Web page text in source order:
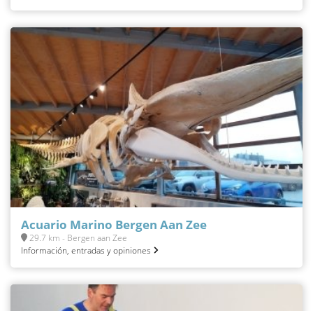
Acuario Marino Bergen Aan Zee
29.7 km - Bergen aan Zee
Información, entradas y opiniones